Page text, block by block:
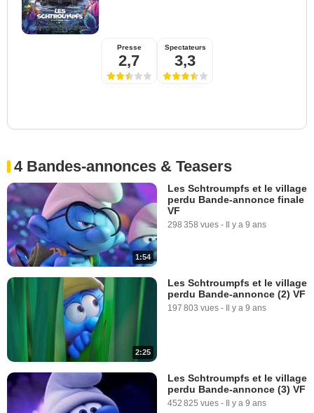
Presse
2,7
Spectateurs
3,3
4 Bandes-annonces & Teasers
1:54
Les Schtroumpfs et le village
perdu Bande-annonce finale
VF
298 358 vues - Il y a 9 ans
2:25
Les Schtroumpfs et le village
perdu Bande-annonce (2) VF
197 803 vues - Il y a 9 ans
Les Schtroumpfs et le village
perdu Bande-annonce (3) VF
452 825 vues - Il y a 9 ans